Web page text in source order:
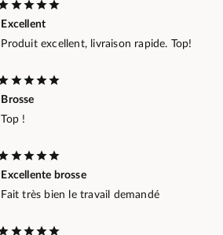
Excellent
Produit excellent, livraison rapide. Top!
Brosse
Top !
Excellente brosse
Fait très bien le travail demandé